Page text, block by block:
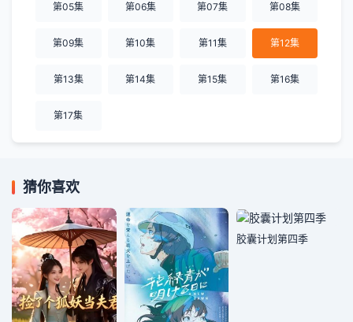
第05集 第06集 第07集 第08集
第09集 第10集 第11集 第12集
第13集 第14集 第15集 第16集
第17集
猜你喜欢
胶囊计划第四季